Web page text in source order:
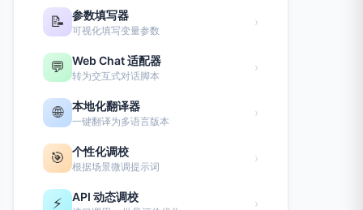
📝 参数填写器
可视化填写变量参数
›
💬 Web Chat 适配器
转为交互式对话脚本
›
🌐 本地化翻译器
一键翻译为多语言版本
›
🎯 个性化调校
根据场景微调提示词
›
⚡ API 动态调校 ›